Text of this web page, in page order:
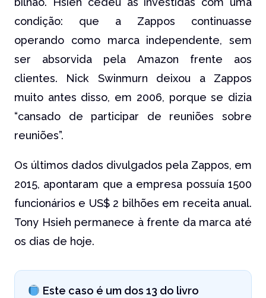
condição: que a Zappos continuasse
operando como marca independente, sem
ser absorvida pela Amazon frente aos
clientes. Nick Swinmurn deixou a Zappos
muito antes disso, em 2006, porque se dizia
“cansado de participar de reuniões sobre
reuniões”.
Os últimos dados divulgados pela Zappos, em
2015, apontaram que a empresa possuía 1500
funcionários e US$ 2 bilhões em receita anual.
Tony Hsieh permanece à frente da marca até
os dias de hoje.
Este caso é um dos 13 do livro